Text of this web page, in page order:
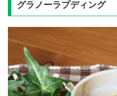
グラノーラプディング